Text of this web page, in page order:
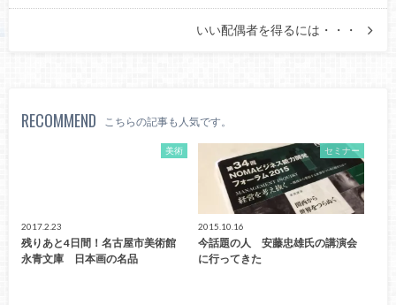
いい配偶者を得るには・・・
RECOMMEND こちらの記事も人気です。
美術
2017.2.23
残りあと4日間！名古屋市美術館
永青文庫 日本画の名品
セミナー
2015.10.16
今話題の人 安藤忠雄氏の講演会
に行ってきた